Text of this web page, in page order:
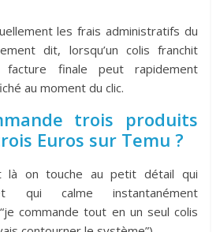
les frais administratifs du
dit, lorsqu’un colis franchit
finale peut rapidement
au moment du clic.
trois produits
Euros sur Temu ?
là on touche au petit détail qui
qui calme instantanément
commande tout en un seul colis